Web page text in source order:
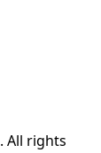
. All rights